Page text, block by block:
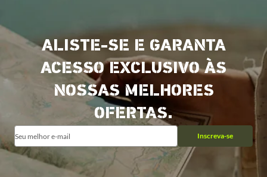
ALISTE-SE E GARANTA
ACESSO EXCLUSIVO ÀS
NOSSAS MELHORES
OFERTAS.
Inscreva-se